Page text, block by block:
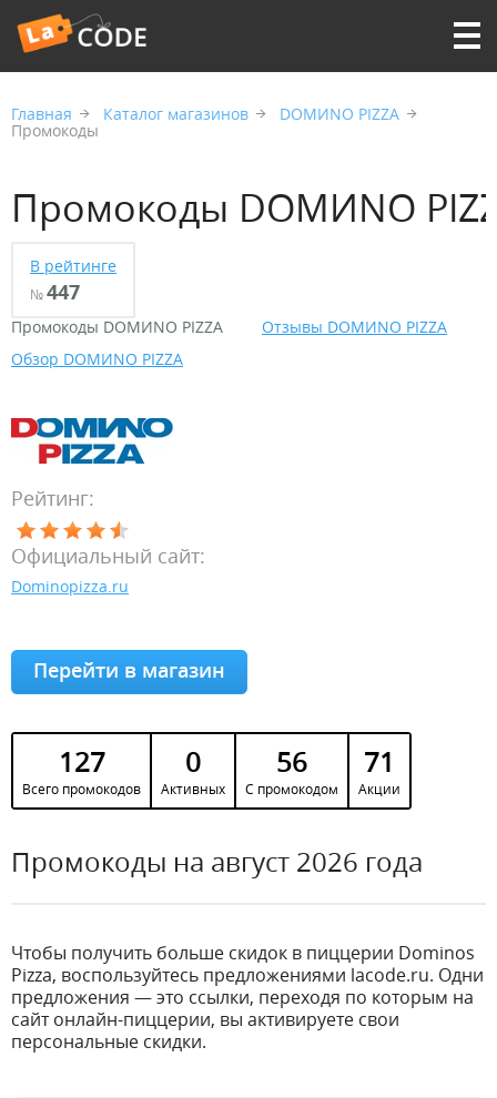
Главная Каталог магазинов DOMИNO PIZZA
Промокоды
Промокоды DOMИNO
В рейтинге
№447
Промокоды DOMИNO PIZZA
Отзывы DOMИNO PIZZA
Обзор DOMИNO PIZZA
Рейтинг:
Официальный сайт:
Dominopizza.ru
Перейти в магазин
127
Всего промокодов
0
Активных
56
С промокодом
71
Акции
Промокоды на август 2026 года
Чтобы получить больше скидок в пиццерии Dominos
Pizza, воспользуйтесь предложениями lacode.ru. Одни
предложения — это ссылки, переходя по которым на
сайт онлайн-пиццерии, вы активируете свои
персональные скидки.